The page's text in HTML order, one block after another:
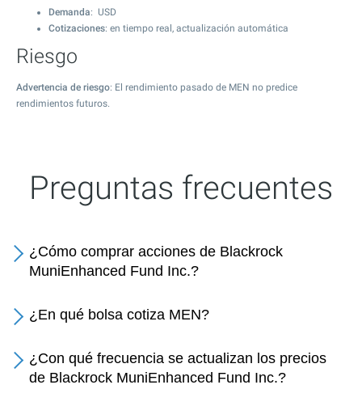
Demanda: USD
Cotizaciones: en tiempo real, actualización automática
Riesgo
Advertencia de riesgo: El rendimiento pasado de MEN no predice
rendimientos futuros.
Preguntas frecuentes
¿Cómo comprar acciones de Blackrock
MuniEnhanced Fund Inc.?
¿En qué bolsa cotiza MEN?
¿Con qué frecuencia se actualizan los precios
de Blackrock MuniEnhanced Fund Inc.?